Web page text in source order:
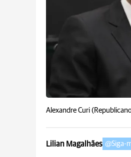
Alexandre Curi
Lilian Magalhães @Siga-